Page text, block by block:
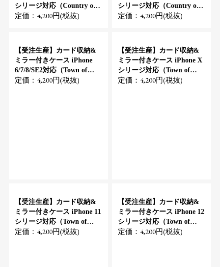
シリージ対応（Country of
Hawaii）
定価：4,200円(税抜)
シリージ対応（Country of
Hawaii）
定価：4,200円(税抜)
【受注生産】カード収納&
ミラー付きケース iPhone
6/7/8/SE2対応（Town of
Hawaii）
定価：4,200円(税抜)
【受注生産】カード収納&
ミラー付きケース iPhone X
シリージ対応（Town of
Hawaii）
定価：4,200円(税抜)
【受注生産】カード収納&
ミラー付きケース iPhone 11
シリージ対応（Town of
Hawaii）
定価：4,200円(税抜)
【受注生産】カード収納&
ミラー付きケース iPhone 12
シリージ対応（Town of
Hawaii）
定価：4,200円(税抜)